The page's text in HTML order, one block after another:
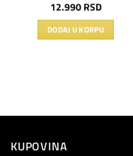
12.990 RSD
DODAJ U KORPU
KUPOVINA